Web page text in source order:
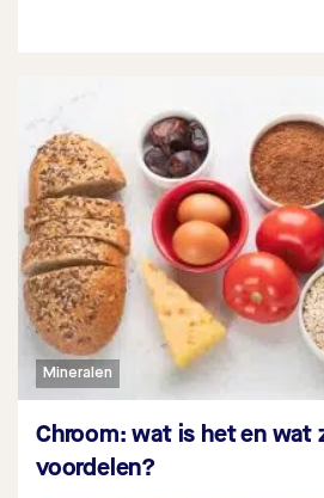
Mineralen
Chroom: wat is het en wat
voordelen?